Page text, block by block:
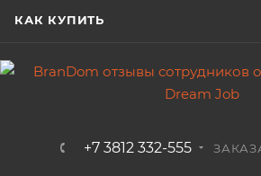
КАК КУПИТЬ
+7 3812 332-555